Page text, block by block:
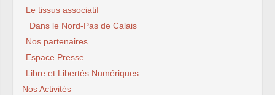
Le tissus associatif
Dans le Nord-Pas de Calais
Nos partenaires
Espace Presse
Libre et Libertés Numériques
Nos Activités